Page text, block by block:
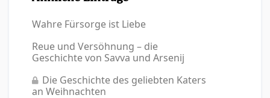
Wahre Fürsorge ist Liebe
Reue und Versöhnung – die
Geschichte von Savva und Arsenij
Die Geschichte des geliebten Katers
an Weihnachten